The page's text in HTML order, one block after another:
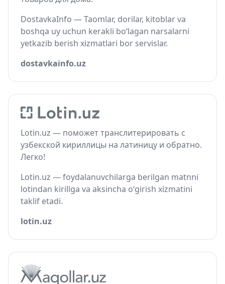
DostavkaInfo — Taomlar, dorilar, kitoblar va
boshqa uy uchun kerakli bo‘lagan narsalarni
yetkazib berish xizmatlari bor servislar.
dostavkainfo.uz
Lotin.uz — поможет транслитерировать с
узбекской кириллицы на латиницу и обратно.
Легко!
Lotin.uz — foydalanuvchilarga berilgan matnni
lotindan kirillga va aksincha o‘girish xizmatini
taklif etadi.
lotin.uz